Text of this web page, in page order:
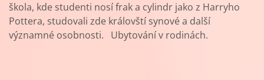
škola, kde studenti nosí frak a cylindr jako z Harryho
Pottera, studovali zde královští synové a další
významné osobnosti. Ubytování v rodinách.